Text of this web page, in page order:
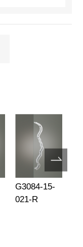
G3084-15-
021-R